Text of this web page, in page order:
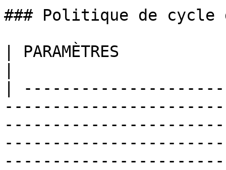
### Politique de cycle
| PARAMÈTRES
|